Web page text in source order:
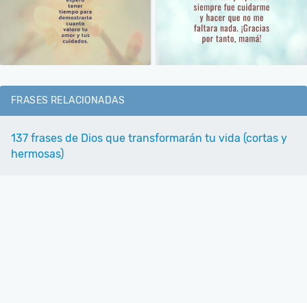
FRASES RELACIONADAS
137 frases de Dios que transformarán tu vida (cortas y
hermosas)